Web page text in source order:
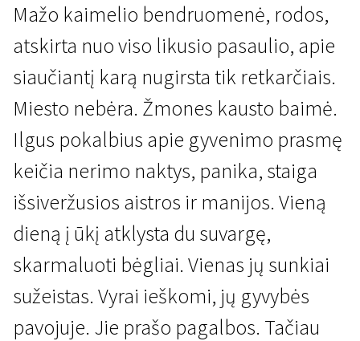
Roukli
1 val. 39 min. | Drama | N-13
Mažo kaimelio bendruomenė, rodos,
atskirta nuo viso likusio pasaulio, apie
siaučiantį karą nugirsta tik retkarčiais.
Miesto nebėra. Žmones kausto baimė.
Ilgus pokalbius apie gyvenimo prasmę
keičia nerimo naktys, panika, staiga
išsiveržusios aistros ir manijos. Vieną
dieną į ūkį atklysta du suvargę,
skarmaluoti bėgliai. Vienas jų sunkiai
sužeistas. Vyrai ieškomi, jų gyvybės
pavojuje. Jie prašo pagalbos. Tačiau